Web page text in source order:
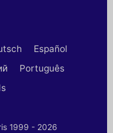
Español
Português
1999 - 2026